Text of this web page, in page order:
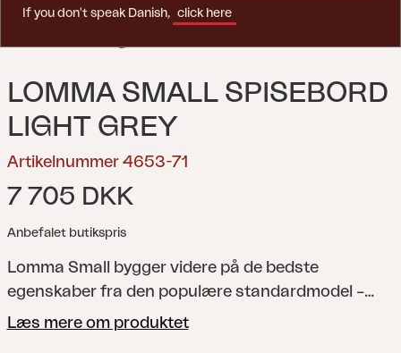
LOMMA SMALL SPISEBORD
LIGHT GREY
Artikelnummer 4653-71
7 705 DKK
Anbefalet butikspris
Lomma Small bygger videre på de bedste
egenskaber fra den populære standardmodel –
men i et mindre format. På trods af det mindre
Læs mere om produktet
If you don't speak Danish, click here